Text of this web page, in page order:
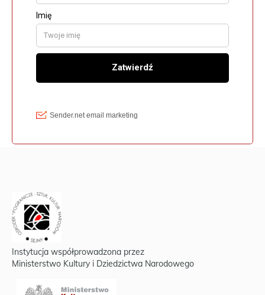
Instytucja współprowadzona przez
Ministerstwo Kultury i Dziedzictwa Narodowego